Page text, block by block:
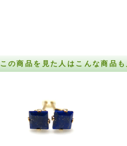
この商品を見た人はこんな商品